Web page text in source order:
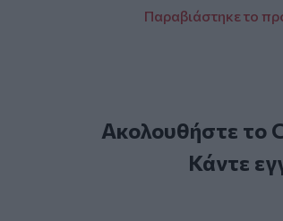
Παραβιάστηκε το
Ακολουθήστε το
Κάντε